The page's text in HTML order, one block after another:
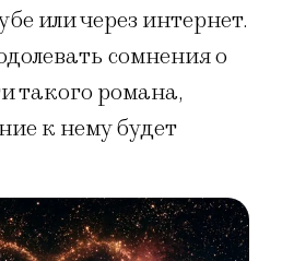
или через интернет.
сомнения о
такого романа,
к нему будет